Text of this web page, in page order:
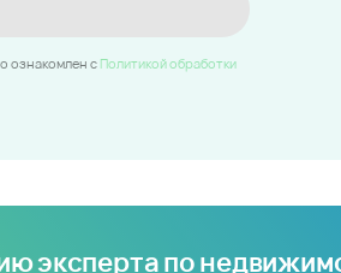
ознакомлен c Политикой обработки
эксперта по